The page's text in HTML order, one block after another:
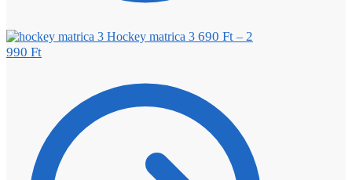
Hockey matrica 3 690 Ft – 2
990 Ft